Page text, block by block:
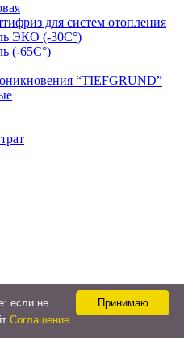
для систем отопления
ЭКО (-30С°)
(-65С°)
“TIEFGRUND”
0Корзина
Принимаю
если не
Соглашение